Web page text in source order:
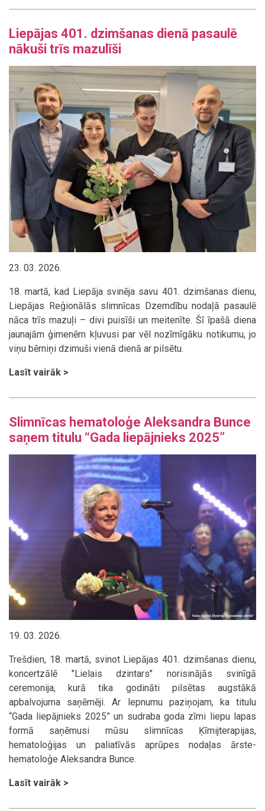
Liepājas 401. dzimšanas dienā pasaulē
nākuši trīs mazulīši
23. 03. 2026.
18. martā, kad Liepāja svinēja savu 401. dzimšanas dienu,
Liepājas Reģionālās slimnīcas Dzemdību nodaļā pasaulē
nāca trīs mazuļi – divi puisīši un meitenīte. Šī īpašā diena
jaunajām ģimenēm kļuvusi par vēl nozīmīgāku notikumu, jo
viņu bērniņi dzimuši vienā dienā ar pilsētu.
Lasīt vairāk >
Slimnīcas hematoloģe Aleksandra Bunce
saņem titulu “Gada liepājnieks 2025”
19. 03. 2026.
Trešdien, 18. martā, svinot Liepājas 401. dzimšanas dienu,
koncertzālē "Lielais dzintars" norisinājās svinīgā
ceremonija, kurā tika godināti pilsētas augstākā
apbalvojuma saņēmēji. Ar lepnumu paziņojam, ka titulu
“Gada liepājnieks 2025” un sudraba goda zīmi liepu lapas
formā saņēmusi mūsu slimnīcas Ķīmijterapijas,
hematoloģijas un paliatīvās aprūpes nodaļas ārste-
hematoloģe Aleksandra Bunce.
Lasīt vairāk >